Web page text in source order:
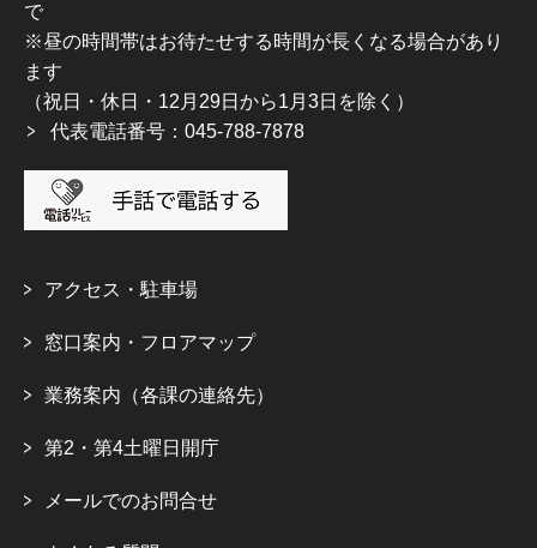
で
※昼の時間帯はお待たせする時間が長くなる場合があり
ます
（祝日・休日・12月29日から1月3日を除く）
代表電話番号：045-788-7878
アクセス・駐車場
窓口案内・フロアマップ
業務案内（各課の連絡先）
第2・第4土曜日開庁
メールでのお問合せ